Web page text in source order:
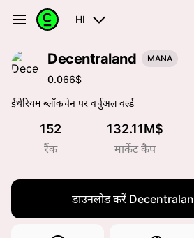
HI
Decentraland MANA
0.066$
ईथेरियम ब्लॉकचेन पर वर्चुअल वर्ल्ड
152
रैंक
132.11M$
मार्केट कैप
डाउनलोड करें